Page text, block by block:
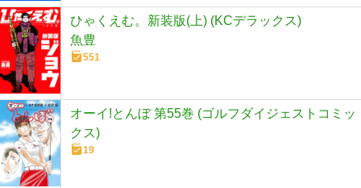
ひゃくえむ。新装版(上) (KCデラックス)
魚豊
551
オーイ!とんぼ 第55巻 (ゴルフダイジェストコミッ
クス)
19